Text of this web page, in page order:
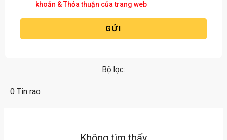
khoản & Thỏa thuận của trang web
GỬI
0 Tin rao
Bộ lọc: